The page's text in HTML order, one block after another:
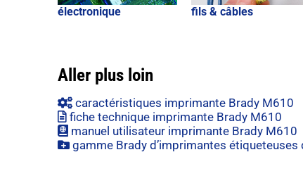
électronique fils & câbles
Aller plus loin
caractéristiques imprimante Brady M610
fiche technique imprimante Brady M610
manuel utilisateur imprimante Brady M610
gamme Brady d’imprimantes